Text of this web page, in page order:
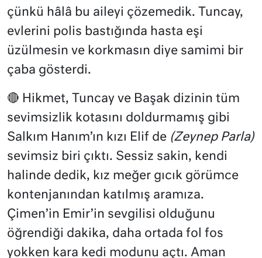
çünkü hâlâ bu aileyi çözemedik. Tuncay,
evlerini polis bastığında hasta eşi
üzülmesin ve korkmasın diye samimi bir
çaba gösterdi.
🔴 Hikmet, Tuncay ve Başak dizinin tüm
sevimsizlik kotasını doldurmamış gibi
Salkım Hanım’ın kızı Elif de (Zeynep Parla)
sevimsiz biri çıktı. Sessiz sakin, kendi
halinde dedik, kız meğer gıcık görümce
kontenjanından katılmış aramıza.
Çimen’in Emir’in sevgilisi olduğunu
öğrendiği dakika, daha ortada fol fos
yokken kara kedi modunu açtı. Aman